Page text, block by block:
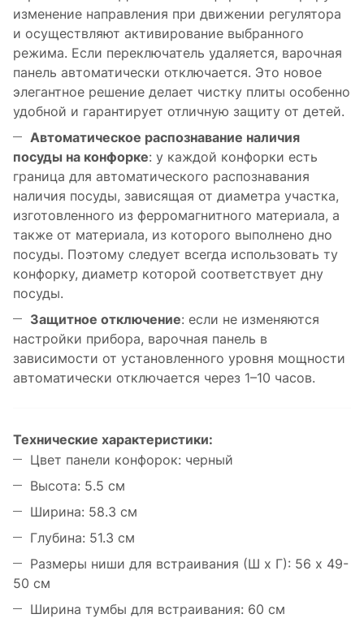
изменение направления при движении регулятора
и осуществляют активирование выбранного
режима. Если переключатель удаляется, варочная
панель автоматически отключается. Это новое
элегантное решение делает чистку плиты особенно
удобной и гарантирует отличную защиту от детей.
Автоматическое распознавание наличия
посуды на конфорке: у каждой конфорки есть
граница для автоматического распознавания
наличия посуды, зависящая от диаметра участка,
изготовленного из ферромагнитного материала, а
также от материала, из которого выполнено дно
посуды. Поэтому следует всегда использовать ту
конфорку, диаметр которой соответствует дну
посуды.
Защитное отключение: если не изменяются
настройки прибора, варочная панель в
зависимости от установленного уровня мощности
автоматически отключается через 1–10 часов.
Технические характеристики:
Цвет панели конфорок: черный
Высота: 5.5 см
Ширина: 58.3 см
Глубина: 51.3 см
Размеры ниши для встраивания (Ш х Г): 56 х 49-
50 см
Ширина тумбы для встраивания: 60 см